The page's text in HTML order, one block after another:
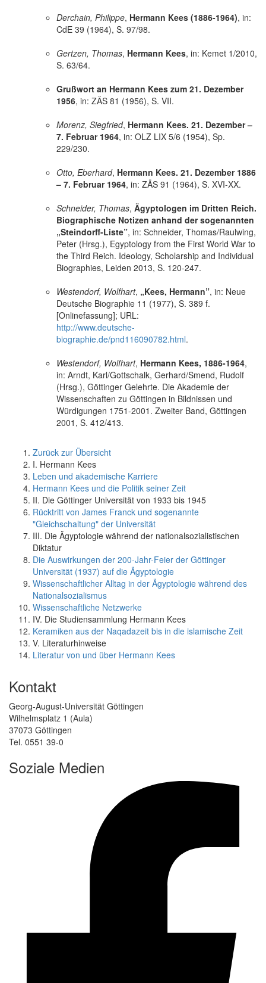
Derchain, Philippe, Hermann Kees (1886-1964), in:
CdE 39 (1964), S. 97/98.
Gertzen, Thomas, Hermann Kees, in: Kemet 1/2010,
S. 63/64.
Grußwort an Hermann Kees zum 21. Dezember
1956, in: ZÄS 81 (1956), S. VII.
Morenz, Siegfried, Hermann Kees. 21. Dezember –
7. Februar 1964, in: OLZ LIX 5/6 (1954), Sp.
229/230.
Otto, Eberhard, Hermann Kees. 21. Dezember 1886
– 7. Februar 1964, in: ZÄS 91 (1964), S. XVI-XX.
Schneider, Thomas, Ägyptologen im Dritten Reich.
Biographische Notizen anhand der sogenannten
„Steindorff-Liste”, in: Schneider, Thomas/Raulwing,
Peter (Hrsg.), Egyptology from the First World War to
the Third Reich. Ideology, Scholarship and Individual
Biographies, Leiden 2013, S. 120-247.
Westendorf, Wolfhart, „Kees, Hermann”, in: Neue
Deutsche Biographie 11 (1977), S. 389 f.
[Onlinefassung]; URL:
http://www.deutsche-
biographie.de/pnd116090782.html.
Westendorf, Wolfhart, Hermann Kees, 1886-1964,
in: Arndt, Karl/Gottschalk, Gerhard/Smend, Rudolf
(Hrsg.), Göttinger Gelehrte. Die Akademie der
Wissenschaften zu Göttingen in Bildnissen und
Würdigungen 1751-2001. Zweiter Band, Göttingen
2001, S. 412/413.
Zurück zur Übersicht
I. Hermann Kees
Leben und akademische Karriere
Hermann Kees und die Politik seiner Zeit
II. Die Göttinger Universität von 1933 bis 1945
Rücktritt von James Franck und sogenannte
"Gleichschaltung" der Universität
III. Die Ägyptologie während der nationalsozialistischen
Diktatur
Die Auswirkungen der 200-Jahr-Feier der Göttinger
Universität (1937) auf die Ägyptologie
Wissenschaftlicher Alltag in der Ägyptologie während des
Nationalsozialismus
Wissenschaftliche Netzwerke
IV. Die Studiensammlung Hermann Kees
Keramiken aus der Naqadazeit bis in die islamische Zeit
V. Literaturhinweise
Literatur von und über Hermann Kees
Kontakt
Georg-August-Universität Göttingen
Wilhelmsplatz 1 (Aula)
37073 Göttingen
Tel. 0551 39-0
Soziale Medien